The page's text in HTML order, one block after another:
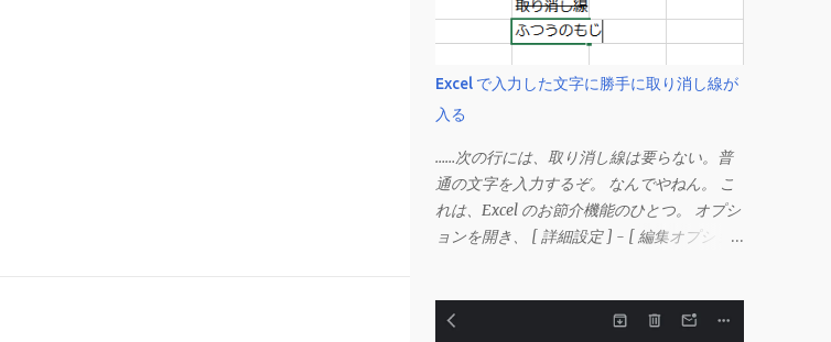
Excel で入力した文字に勝手に取り消し線が
入る
……次の行には、取り消し線は要らない。普
通の文字を入力するぞ。 なんでやねん。 こ
れは、Excel のお節介機能のひとつ。 オプシ
ョンを開き、 [ 詳細設定 ] - [ 編集オプショ
能は、同じ形式（この場合は取り消し線）が